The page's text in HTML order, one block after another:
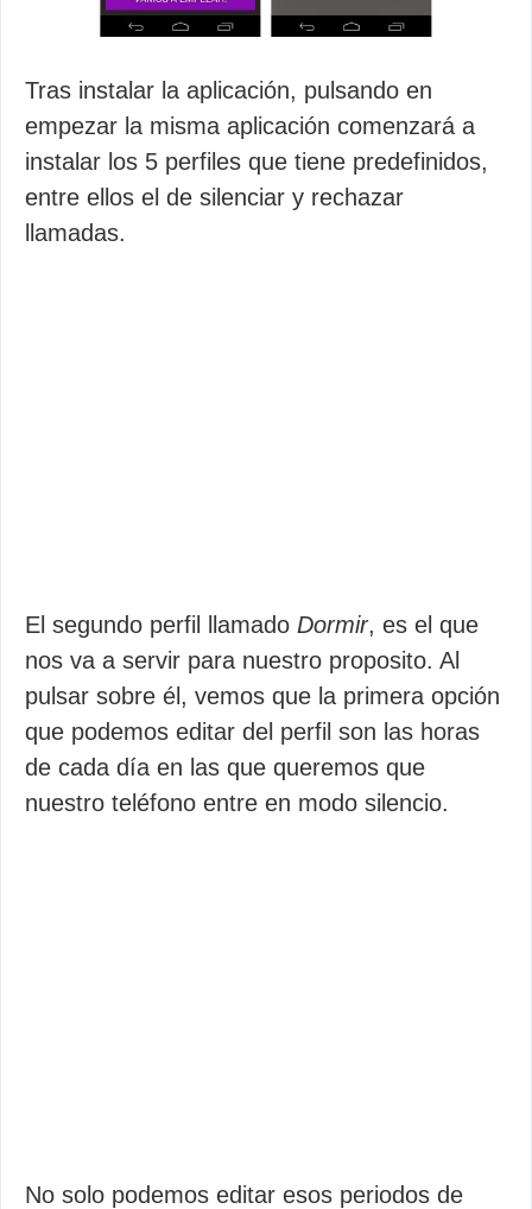
Tras instalar la aplicación, pulsando en
empezar la misma aplicación comenzará a
instalar los 5 perfiles que tiene predefinidos,
entre ellos el de silenciar y rechazar
llamadas.
El segundo perfil llamado Dormir, es el que
nos va a servir para nuestro proposito. Al
pulsar sobre él, vemos que la primera opción
que podemos editar del perfil son las horas
de cada día en las que queremos que
nuestro teléfono entre en modo silencio.
No solo podemos editar esos periodos de